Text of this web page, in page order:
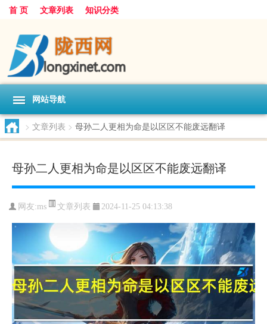
首 页 文章列表 知识分类
网站导航
> 文章列表 > 母孙二人更相为命是以区区不能废远翻译
母孙二人更相为命是以区区不能废远翻译
网友:ms 文章列表 2024-11-25 04:13:38